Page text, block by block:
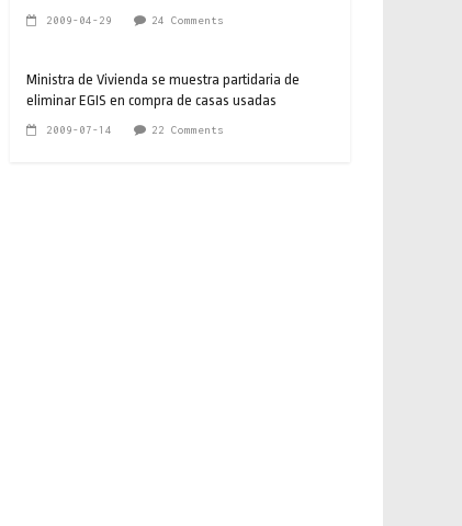
2009-04-29 24 Comments
Ministra de Vivienda se muestra partidaria de
eliminar EGIS en compra de casas usadas
2009-07-14 22 Comments